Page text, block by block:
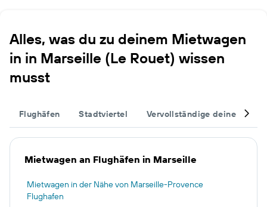
Alles, was du zu deinem Mietwagen
in in Marseille (Le Rouet) wissen
musst
Flughäfen Stadtviertel Vervollständige deinen Trip
Mietwagen an Flughäfen in Marseille
Mietwagen in der Nähe von Marseille-Provence
Flughafen